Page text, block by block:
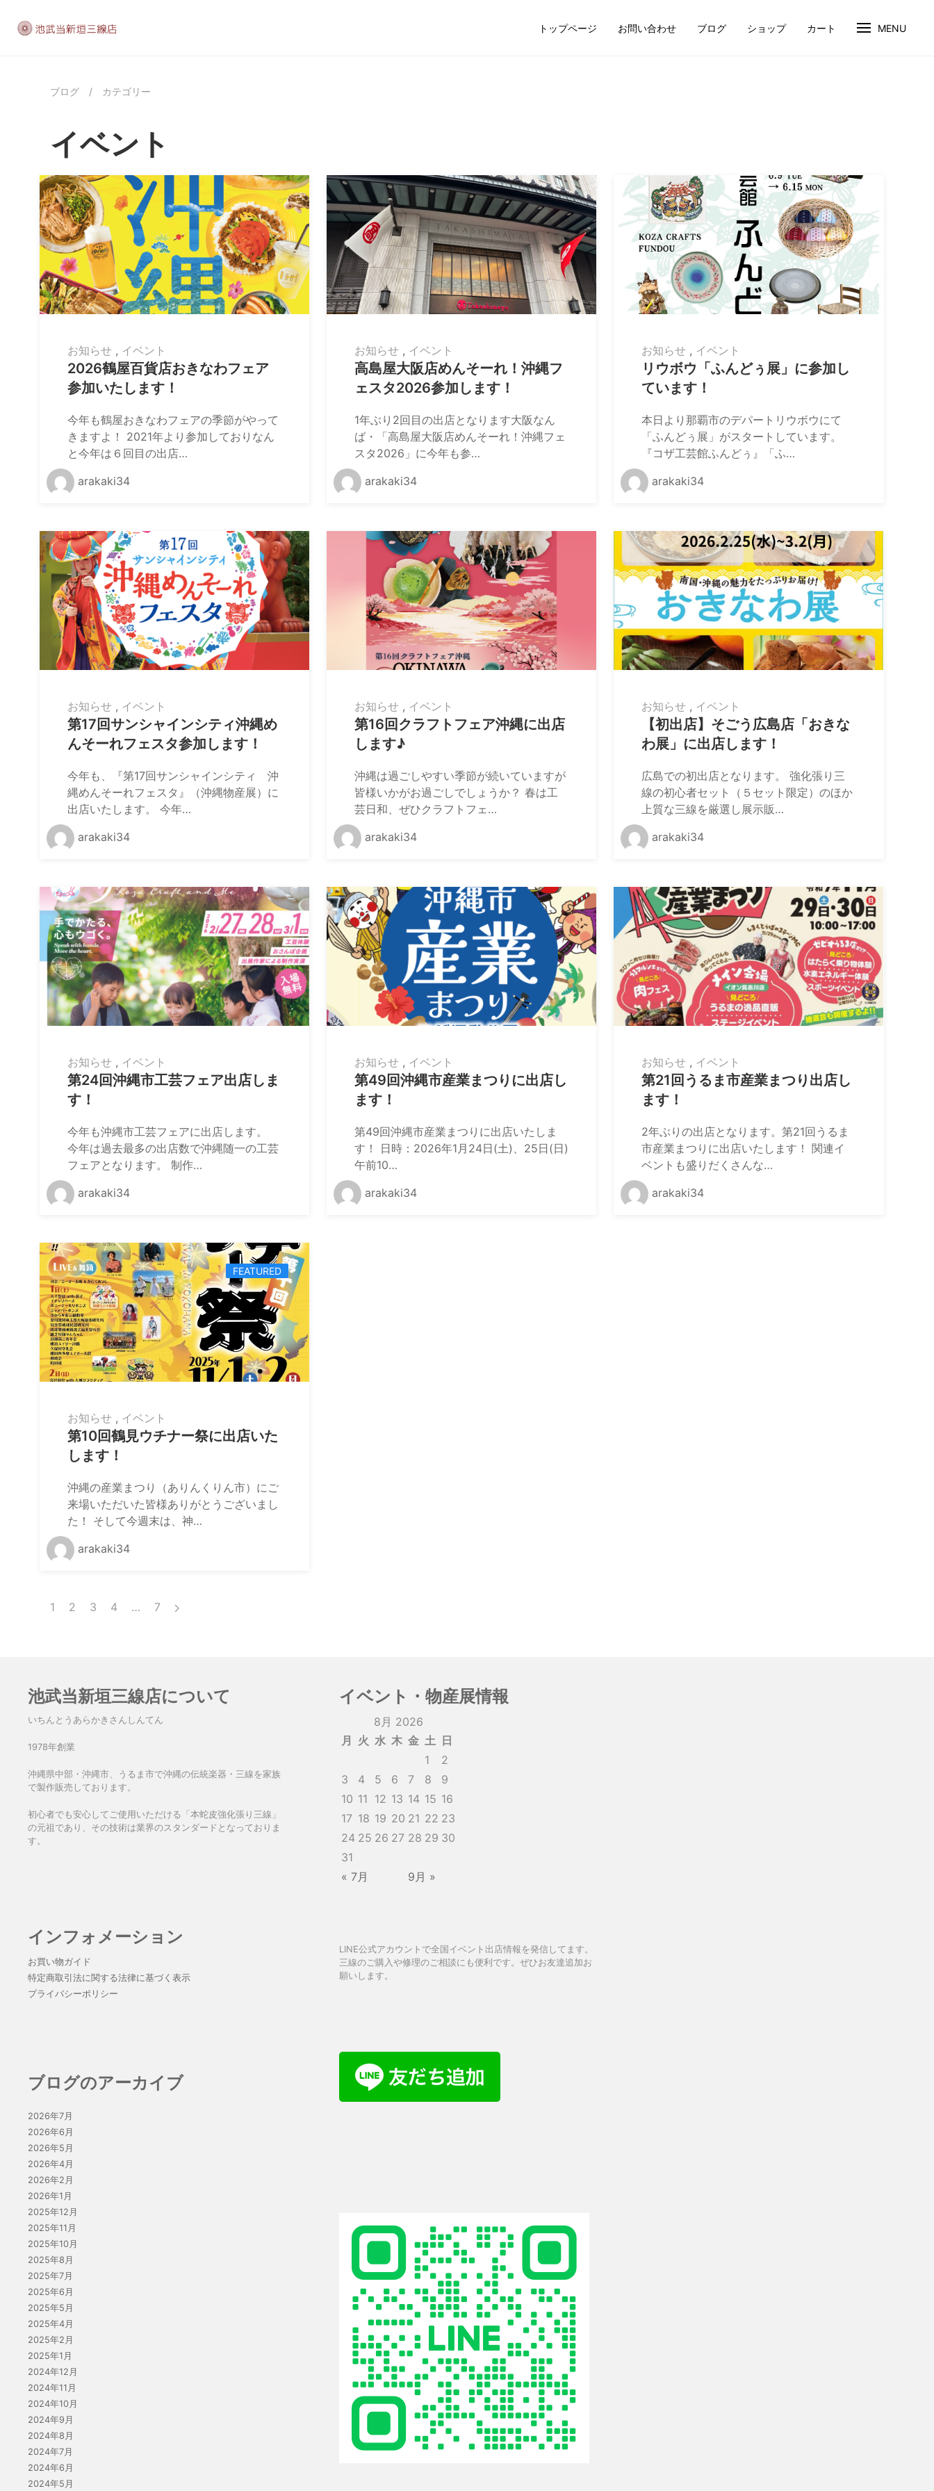
トップページ お問い合わせ ブログ ショップ カート MENU
ブログ / カテゴリー
イベント
お知らせ , イベント
2026鶴屋百貨店おきなわフェア
参加いたします！
今年も鶴屋おきなわフェアの季節がやって
きますよ！ 2021年より参加しておりなん
と今年は６回目の出店…
arakaki34
お知らせ , イベント
高島屋大阪店めんそーれ！沖縄フ
ェスタ2026参加します！
1年ぶり2回目の出店となります大阪なん
ば・「高島屋大阪店めんそーれ！沖縄フェ
スタ2026」に今年も参…
arakaki34
お知らせ , イベント
リウボウ「ふんどぅ展」に参加し
ています！
本日より那覇市のデパートリウボウにて
「ふんどぅ展」がスタートしています。
『コザ工芸館ふんどぅ』「ふ…
arakaki34
お知らせ , イベント
第17回サンシャインシティ沖縄め
んそーれフェスタ参加します！
今年も、『第17回サンシャインシティ 沖
縄めんそーれフェスタ』（沖縄物産展）に
出店いたします。 今年…
arakaki34
お知らせ , イベント
第16回クラフトフェア沖縄に出店
します♪
沖縄は過ごしやすい季節が続いていますが
皆様いかがお過ごしでしょうか？ 春は工
芸日和、ぜひクラフトフェ…
arakaki34
お知らせ , イベント
【初出店】そごう広島店「おきな
わ展」に出店します！
広島での初出店となります。 強化張り三
線の初心者セット（５セット限定）のほか
上質な三線を厳選し展示販…
arakaki34
お知らせ , イベント
第24回沖縄市工芸フェア出店しま
す！
今年も沖縄市工芸フェアに出店します。
今年は過去最多の出店数で沖縄随一の工芸
フェアとなります。 制作…
arakaki34
お知らせ , イベント
第49回沖縄市産業まつりに出店し
ます！
第49回沖縄市産業まつりに出店いたしま
す！ 日時：2026年1月24日(土)、25日(日)
午前10…
arakaki34
お知らせ , イベント
第21回うるま市産業まつり出店し
ます！
2年ぶりの出店となります。第21回うるま
市産業まつりに出店いたします！ 関連イ
ベントも盛りだくさんな…
arakaki34
FEATURED
お知らせ , イベント
第10回鶴見ウチナー祭に出店いた
します！
沖縄の産業まつり（ありんくりん市）にご
来場いただいた皆様ありがとうございまし
た！ そして今週末は、神…
arakaki34
1 2 3 4 … 7
池武当新垣三線店について
いちんとうあらかきさんしんてん
1978年創業
沖縄県中部・沖縄市、うるま市で沖縄の伝統楽器・三線を家族
で製作販売しております。
初心者でも安心してご使用いただける「本蛇皮強化張り三線」
の元祖であり、その技術は業界のスタンダードとなっておりま
す。
インフォメーション
お買い物ガイド
特定商取引法に関する法律に基づく表示
プライバシーポリシー
ブログのアーカイブ
2026年7月
2026年6月
2026年5月
2026年4月
2026年2月
2026年1月
2025年12月
2025年11月
2025年10月
2025年8月
2025年7月
2025年6月
2025年5月
2025年4月
2025年2月
2025年1月
2024年12月
2024年11月
2024年10月
2024年9月
2024年8月
2024年7月
2024年6月
2024年5月
イベント・物産展情報
8月 2026
月
火 水 木 金 土 日
1
2
3
4 5 6 7 8
9
10 11 12 13 14 15 16
17 18 19 20 21 22 23
24 25 26 27 28 29 30
31
« 7月
9月 »
LINE公式アカウントで全国イベント出店情報を発信してます。
三線のご購入や修理のご相談にも便利です。ぜひお友達追加お
願いします。